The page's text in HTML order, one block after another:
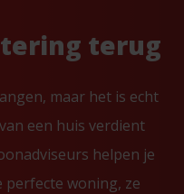
terug
maar het is echt
een huis verdient
helpen je
perfecte woning, ze